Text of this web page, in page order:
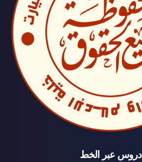
دروس عبر الخط